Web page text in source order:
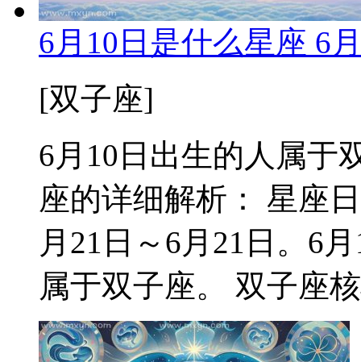
6月10日是什么星座 6
[双子座]
6月10日出生的人属于
座的详细解析： 星座
月21日～6月21日。6
属于双子座。 双子座